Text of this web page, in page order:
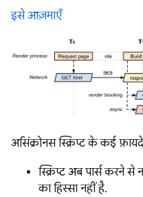
इसे आज़माएँ
असिंक्रोनस स्क्रिप्ट के कई
स्क्रिप्ट अब पार्स करने
का हिस्सा नहीं है.